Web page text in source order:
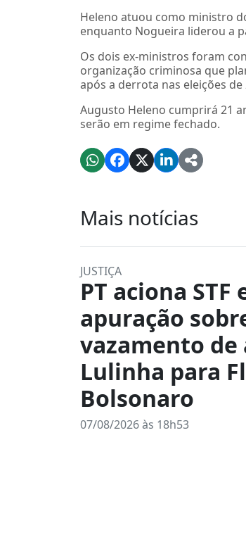
Heleno atuou como ministro
enquanto Nogueira liderou a
Os dois ex-ministros foram
organização criminosa que
após a derrota nas eleições de
Augusto Heleno cumprirá 21
serão em regime fechado.
Mais notícias
JUSTIÇA
PT aciona STF
apuração
vazamento de
Lulinha para
Bolsonaro
07/08/2026 às 18h53